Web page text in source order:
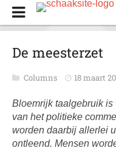
De meesterzet
Columns 18 maart
Bloemrijk taalgebruik
van het politieke
worden daarbij allerlei
ontleend. Mensen